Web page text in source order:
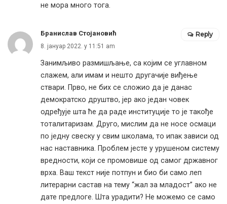
не мора много тога.
Бранислав Стојановић
8. јануар 2022. у 11:51 am
Занимљиво размишљање, са којим се углавном
слажем, али имам и нешто другачије виђење
ствари. Прво, не бих се сложио да је данас
демократско друштво, јер ако један човек
одређује шта ће да раде институције то је такође
тоталитаризам. Друго, мислим да не носе осмаци
по једну свеску у свим школама, то ипак зависи од
нас наставника. Проблем јесте у урушеном систему
вредности, који се промовише од самог државног
врха. Ваш текст није потпун и био би само леп
литерарни састав на тему “жал за младост” ако не
дате предлоге. Шта урадити? Не можемо се само
Reply